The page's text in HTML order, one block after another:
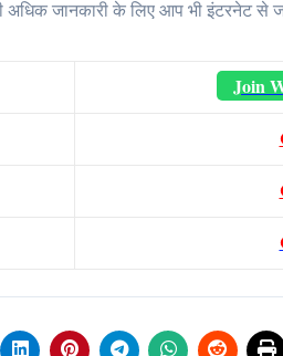
अधिक जानकारी के लिए आप भी इंटरनेट से
Join